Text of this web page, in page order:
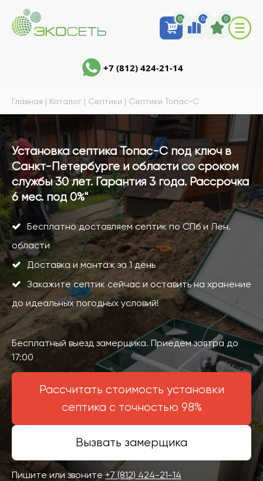
0 0 0
+7 (812) 424-21-14
Главная | Каталог | Септики | Септики Топас-С
Установка септика Топас-С под ключ в
Санкт-Петербурге и области со сроком
службы 30 лет. Гарантия 3 года. Рассрочка
6 мес. под 0%"
Бесплатно доставляем септик по СПб и Лен.
области
Доставка и монтаж за 1 день
Закажите септик сейчас и оставить на хранение
до идеальных погодных условий!
Бесплатный выезд замерщика. Приедем завтра до
17:00
Рассчитать стоимость установки
септика с точностью 98%
Вызвать замерщика
Пишите или звоните+7 (812) 424-21-14